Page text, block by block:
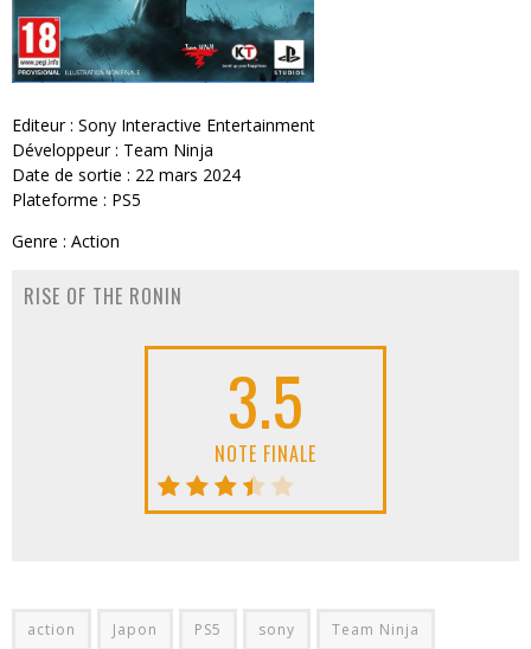
Editeur : Sony Interactive Entertainment
Développeur : Team Ninja
Date de sortie : 22 mars 2024
Plateforme : PS5
Genre : Action
RISE OF THE RONIN
3.5
NOTE FINALE
action Japon PS5 sony Team Ninja